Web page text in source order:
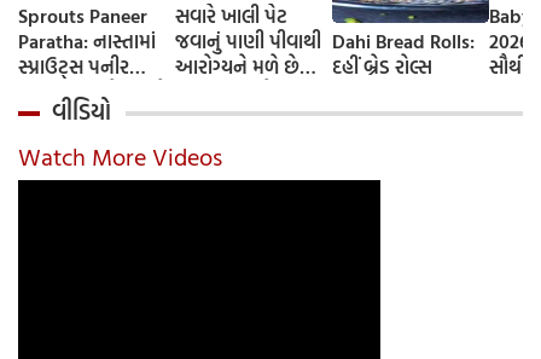
Sprouts Paneer
Paratha: નાસ્તામાં
સ્પ્રાઉટ્સ પનીર
પરાઠા બનાવો, તમને
પ્રોટીનનો ડબલ ડોઝ
મળશે
સવારે ખાલી પેટ
જવાનું પાણી પીવાથી
આરોગ્યને મળે છે
જાણીએ તેના ફાયદા
અને ઉપયોગ કરવાની
યોગ્ય રીત
Dahi Bread Rolls:
દહીં બ્રેડ રોલ્સ
Baby
વીડિયો
Watch More Videos